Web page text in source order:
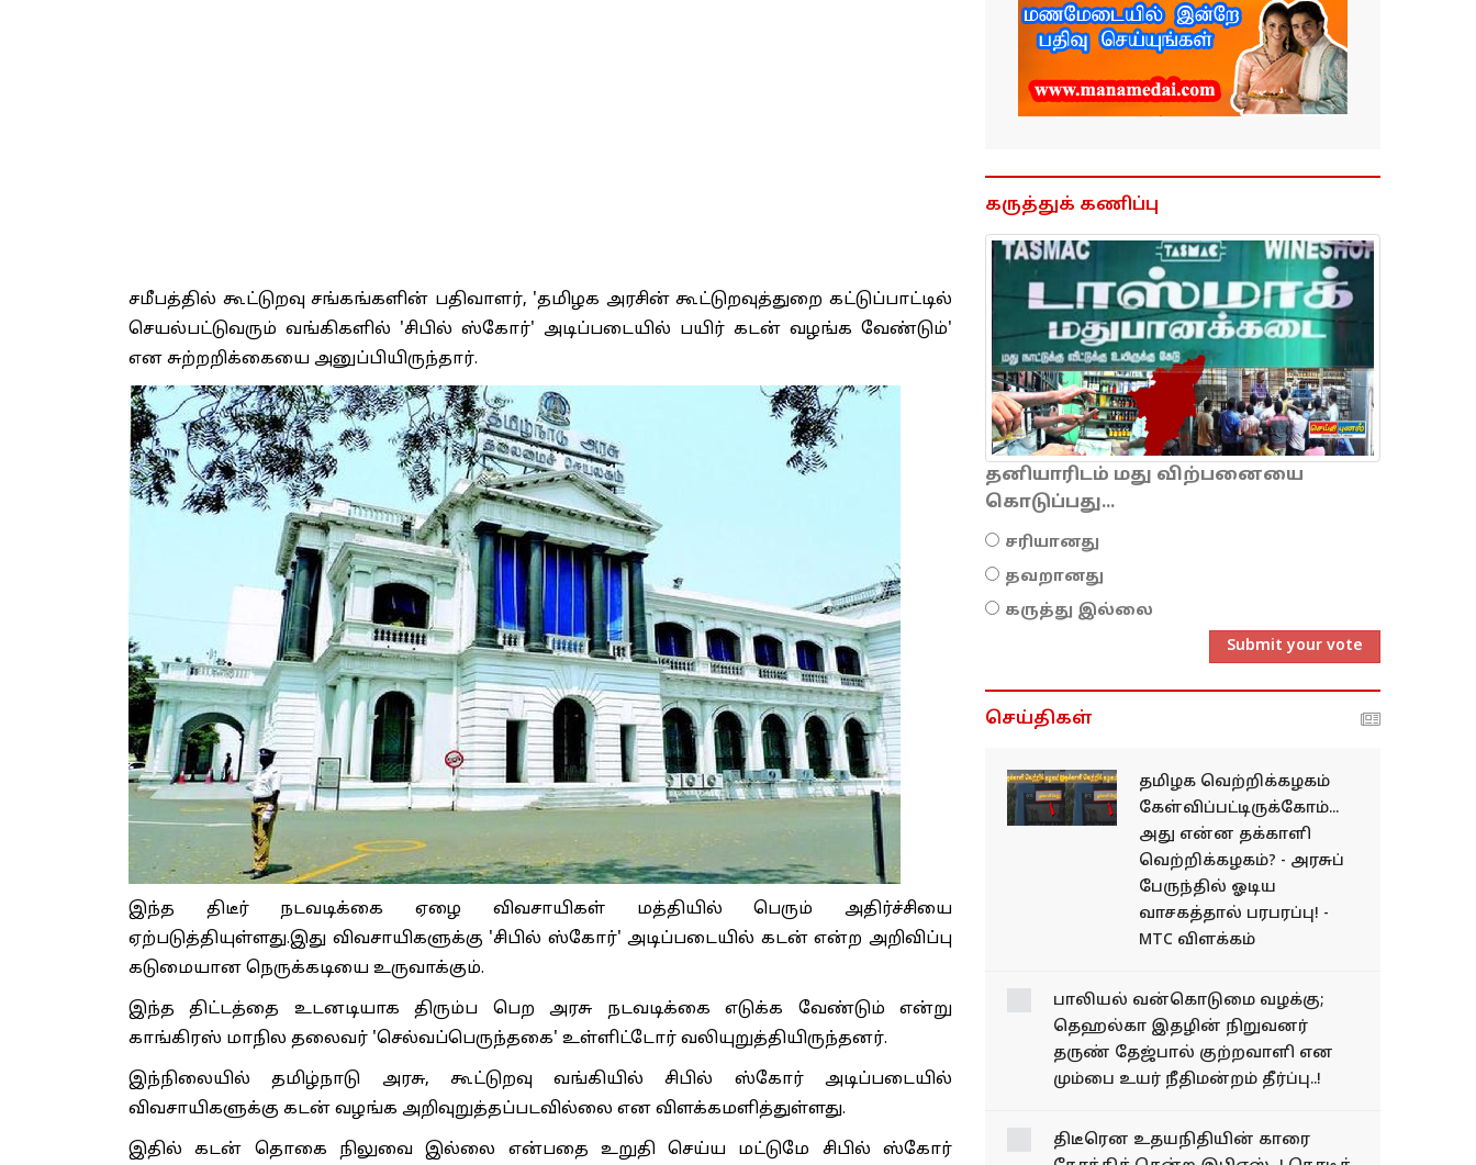
சமீபத்தில் கூட்டுறவு சங்கங்களின் பதிவாளர், 'தமிழக அரசின் கூட்டுறவுத்துறை கட்டுப்பாட்டில்
செயல்பட்டுவரும் வங்கிகளில் 'சிபில் ஸ்கோர்' அடிப்படையில் பயிர் கடன் வழங்க வேண்டும்'
என சுற்றறிக்கையை அனுப்பியிருந்தார்.
இந்த திடீர் நடவடிக்கை ஏழை விவசாயிகள் மத்தியில் பெரும் அதிர்ச்சியை
ஏற்படுத்தியுள்ளது.இது விவசாயிகளுக்கு 'சிபில் ஸ்கோர்' அடிப்படையில் கடன் என்ற அறிவிப்பு
கடுமையான நெருக்கடியை உருவாக்கும்.
இந்த திட்டத்தை உடனடியாக திரும்ப பெற அரசு நடவடிக்கை எடுக்க வேண்டும் என்று
காங்கிரஸ் மாநில தலைவர் 'செல்வப்பெருந்தகை' உள்ளிட்டோர் வலியுறுத்தியிருந்தனர்.
இந்நிலையில் தமிழ்நாடு அரசு, கூட்டுறவு வங்கியில் சிபில் ஸ்கோர் அடிப்படையில்
விவசாயிகளுக்கு கடன் வழங்க அறிவுறுத்தப்படவில்லை என விளக்கமளித்துள்ளது.
இதில் கடன் தொகை நிலுவை இல்லை என்பதை உறுதி செய்ய மட்டுமே சிபில் ஸ்கோர்
கருத்துக் கணிப்பு
தனியாரிடம் மது விற்பனையை
கொடுப்பது...
சரியானது
தவறானது
கருத்து இல்லை
Submit your vote
செய்திகள்
தமிழக வெற்றிக்கழகம்
கேள்விப்பட்டிருக்கோம்...
அது என்ன தக்காளி
வெற்றிக்கழகம்? - அரசுப்
பேருந்தில் ஓடிய
வாசகத்தால் பரபரப்பு! -
MTC விளக்கம்
பாலியல் வன்கொடுமை
வழக்கு; தெஹல்கா
இதழின் நிறுவனர் தருண்
தேஜ்பால் குற்றவாளி என
தீர்ப்பு..!